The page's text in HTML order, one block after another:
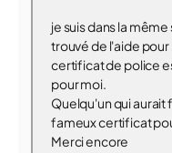
je suis dans la
trouvé de l'aide
certificat de police
pour moi.
Quelqu'un qui aurait
fameux certificat
Merci encore